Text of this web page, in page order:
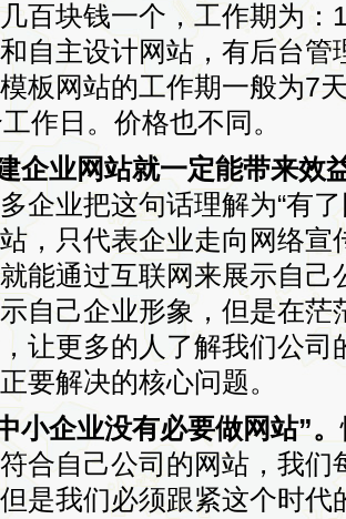
百块钱一个，工作期为
自主设计网站，有后台管
板网站的工作期一般为7
作日。价格也不同。
业网站就一定能带来效
企业把这句话理解为“有
，只代表企业走向网络宣
能通过互联网来展示自己
自己企业形象，但是在
让更多的人了解我们公司
要解决的核心问题。
企业没有必要做网站”。
合自己公司的网站，我们
是我们必须跟紧这个时代